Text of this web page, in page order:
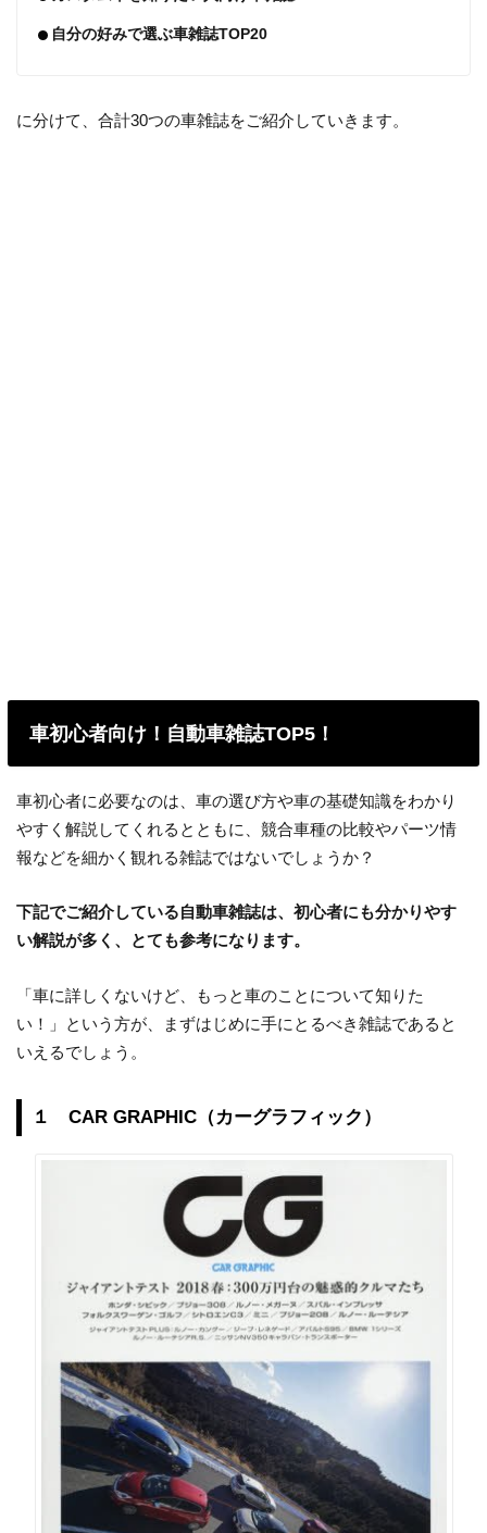
自分の好みで選ぶ車雑誌TOP20
に分けて、合計30つの車雑誌をご紹介していきます。
車初心者向け！自動車雑誌TOP5！
車初心者に必要なのは、車の選び方や車の基礎知識をわかり
やすく解説してくれるとともに、競合車種の比較やパーツ情
報などを細かく観れる雑誌ではないでしょうか？
下記でご紹介している自動車雑誌は、初心者にも分かりやす
い解説が多く、とても参考になります。
「車に詳しくないけど、もっと車のことについて知りた
い！」という方が、まずはじめに手にとるべき雑誌であると
いえるでしょう。
１ CAR GRAPHIC（カーグラフィック）